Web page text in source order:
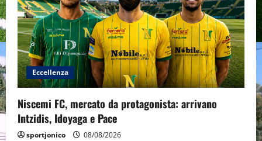
Eccellenza
Niscemi FC, mercato da protagonista: arrivano
Intzidis, Idoyaga e Pace
sportjonico 08/08/2026